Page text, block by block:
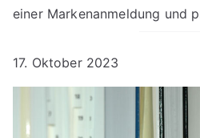
einer Markenanmeldung und
17. Oktober 2023